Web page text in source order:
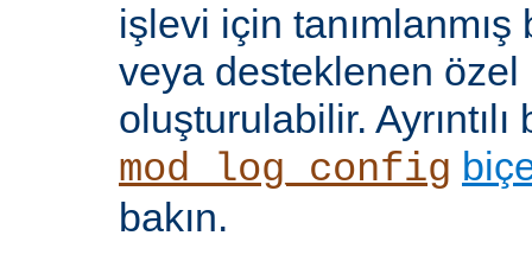
işlevi için
veya desteklenen
oluşturulabilir.
mod_log_config
bakın.